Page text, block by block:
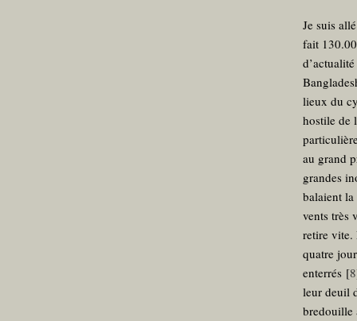
Je suis
fait
lieux du
hostile de
au grand
grandes
balaient la
vents très
retire vite.
quatre
enterrés [8
leur deuil
bredouille